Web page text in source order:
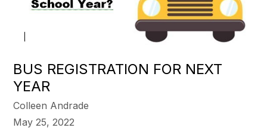
BUS REGISTRATION FOR NEXT
YEAR
Colleen Andrade
May 25, 2022